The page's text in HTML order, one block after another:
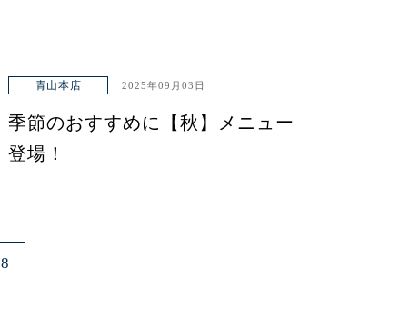
青山本店 2025年09月03日
季節のおすすめに【秋】メニュー
登場！
8